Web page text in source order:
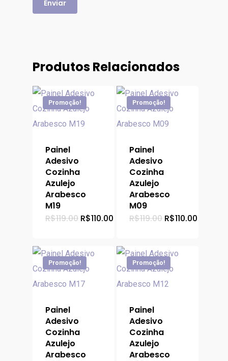
Produtos Relacionados
Promoção!
Painel
Adesivo
Cozinha
Azulejo
Arabesco
M19
R$119.00 O
R$119.00.
R$110.00
R$110.00.
Promoção!
Painel
Adesivo
Cozinha
Azulejo
Arabesco
M09
R$119.00 O
R$119.00.
R$110.00
Promoção!
Painel
Adesivo
Cozinha
Azulejo
Arabesco
Promoção!
Painel
Adesivo
Cozinha
Azulejo
Arabesco